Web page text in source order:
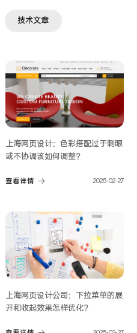
技术文章
上海网页设计：色彩搭配过于刺眼
或不协调该如何调整？
查看详情 2025-02-27
上海网页设计公司：下拉菜单的展
开和收起效果怎样优化？